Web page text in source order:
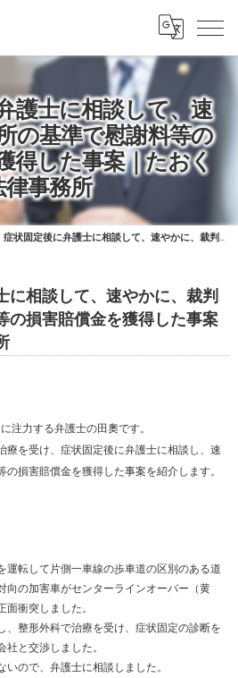
護士に相談して、速
の基準で慰謝料等の
得した事案｜たおく
事務所
症状固定後に弁護士に相談して、速やかに、裁判所の基準で慰謝料等の損害賠償金を獲得した事案｜たおく法律事務所
に相談して、速やかに、裁判
の損害賠償金を獲得した事案
注力する弁護士の田奧です。
を受け、症状固定後に弁護士に相談し、速
損害賠償金を獲得した事案を紹介します。
転して片側一車線の歩車道の区別のある道
向の加害車がセンターラインオーバー（黄
衝突しました。
整形外科で治療を受け、症状固定の診断を
と交渉しました。
ので、弁護士に相談しました。